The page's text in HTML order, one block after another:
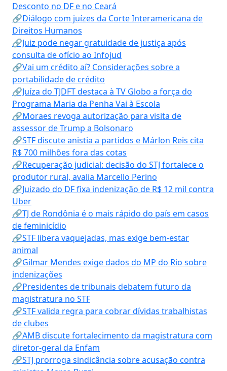
Desconto no DF e no Ceará
🔗Diálogo com juízes da Corte Interamericana de
Direitos Humanos
🔗Juiz pode negar gratuidade de justiça após
consulta de ofício ao Infojud
🔗Vai um crédito aí? Considerações sobre a
portabilidade de crédito
🔗Juíza do TJDFT destaca à TV Globo a força do
Programa Maria da Penha Vai à Escola
🔗Moraes revoga autorização para visita de
assessor de Trump a Bolsonaro
🔗STF discute anistia a partidos e Márlon Reis cita
R$ 700 milhões fora das cotas
🔗Recuperação judicial: decisão do STJ fortalece o
produtor rural, avalia Marcello Perino
🔗Juizado do DF fixa indenização de R$ 12 mil contra
Uber
🔗TJ de Rondônia é o mais rápido do país em casos
de feminicídio
🔗STF libera vaquejadas, mas exige bem-estar
animal
🔗Gilmar Mendes exige dados do MP do Rio sobre
indenizações
🔗Presidentes de tribunais debatem futuro da
magistratura no STF
🔗STF valida regra para cobrar dívidas trabalhistas
de clubes
🔗AMB discute fortalecimento da magistratura com
diretor-geral da Enfam
🔗STJ prorroga sindicância sobre acusação contra